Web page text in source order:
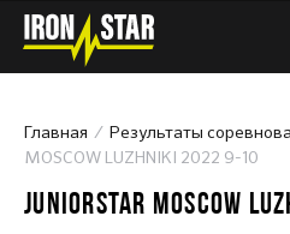
Главная Результаты
MOSCOW LUZHNIKI 2022 9-10
JUNIORSTAR MOSCOW